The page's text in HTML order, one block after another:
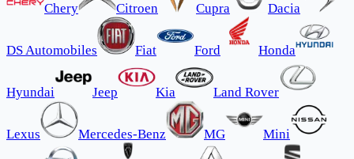
Chery Citroen Cupra Dacia
DS Automobiles Fiat Ford Honda
Hyundai Jeep Kia Land Rover
Lexus Mercedes-Benz MG Mini